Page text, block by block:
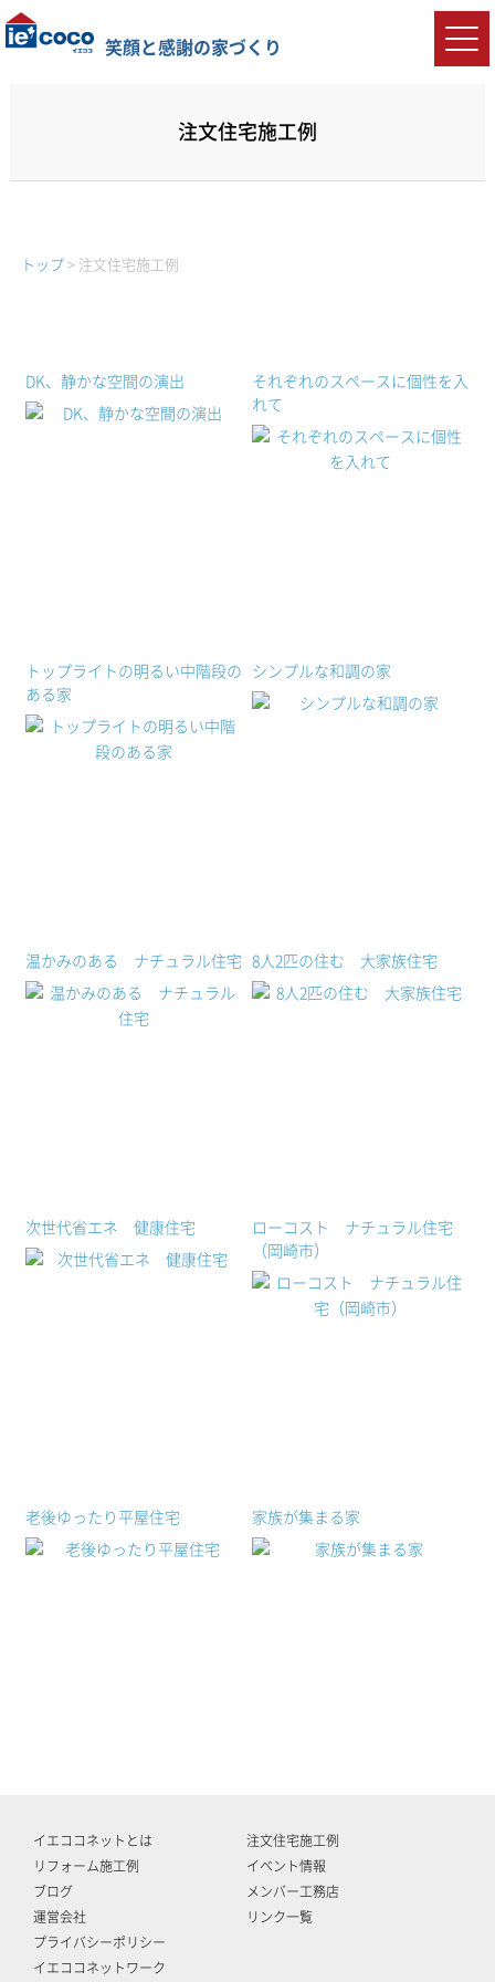
笑顔と感謝の家づくり
注文住宅施工例
トップ> 注文住宅施工例
DK、静かな空間の演出
それぞれのスペースに個性を入
れて
トップライトの明るい中階段の
ある家
シンプルな和調の家
温かみのある ナチュラル住宅 8人2匹の住む 大家族住宅
次世代省エネ 健康住宅
ローコスト ナチュラル住宅
（岡崎市）
老後ゆったり平屋住宅 家族が集まる家
イエココネットとは
注文住宅施工例
リフォーム施工例
イベント情報
ブログ
メンバー工務店
運営会社
リンク一覧
プライバシーポリシー
イエココネットワーク